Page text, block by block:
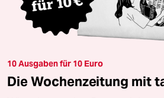
10 Ausgaben für 10 Euro
Die Wochenzeitung mit